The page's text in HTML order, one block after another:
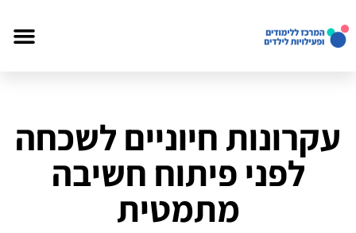
עקרונות חיוניים לשכחה
לפני פיתוח חשיבה
מתמטית